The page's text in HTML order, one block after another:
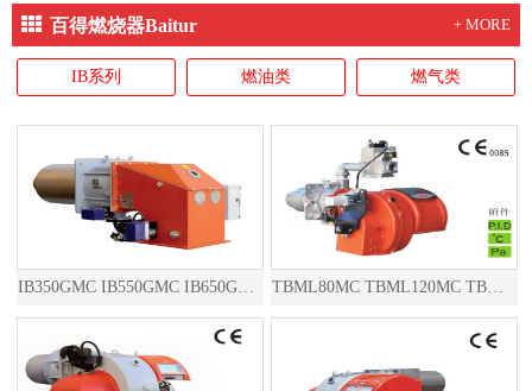
百得燃烧器Baitur + MORE
IB系列 燃油类 燃气类